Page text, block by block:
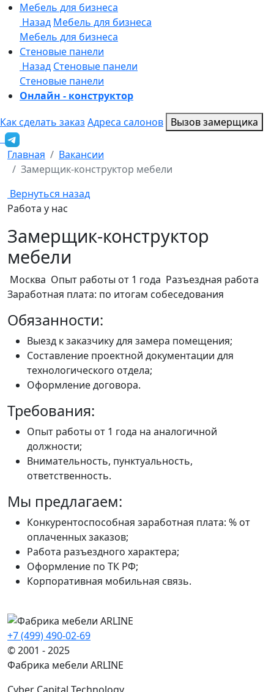
Онлайн - конструктор
Как сделать заказ Адреса салонов Вызов замерщика
Главная
Вакансии
Замерщик-конструктор мебели
Вернуться назад
Работа у нас
Замерщик-конструктор
мебели
Москва Опыт работы от 1 года Разъездная работа
Заработная плата: по итогам собеседования
Обязанности:
Выезд к заказчику для замера помещения;
Составление проектной документации для
технологического отдела;
Оформление договора.
Требования:
Опыт работы от 1 года на аналогичной
должности;
Внимательность, пунктуальность,
ответственность.
Мы предлагаем:
Конкурентоспособная заработная плата: % от
оплаченных заказов;
Работа разъездного характера;
Оформление по ТК РФ;
Корпоративная мобильная связь.
+7 (499) 490-02-69
© 2001 - 2025
Фабрика мебели ARLINE